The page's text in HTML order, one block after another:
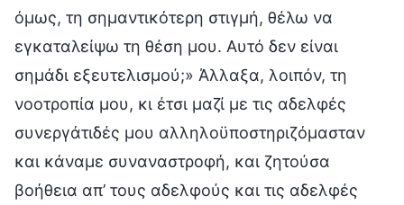
όμως, τη σημαντικότερη στιγμή, θέλω να
εγκαταλείψω τη θέση μου. Αυτό δεν είναι
σημάδι εξευτελισμού;» Άλλαξα, λοιπόν, τη
νοοτροπία μου, κι έτσι μαζί με τις αδελφές
συνεργάτιδές μου αλληλοϋποστηριζόμασταν
και κάναμε συναναστροφή, και ζητούσα
βοήθεια απ’ τους αδελφούς και τις αδελφές